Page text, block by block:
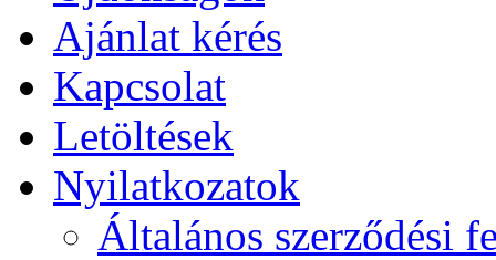
Ajánlat kérés
Kapcsolat
Letöltések
Nyilatkozatok
Általános szerződési